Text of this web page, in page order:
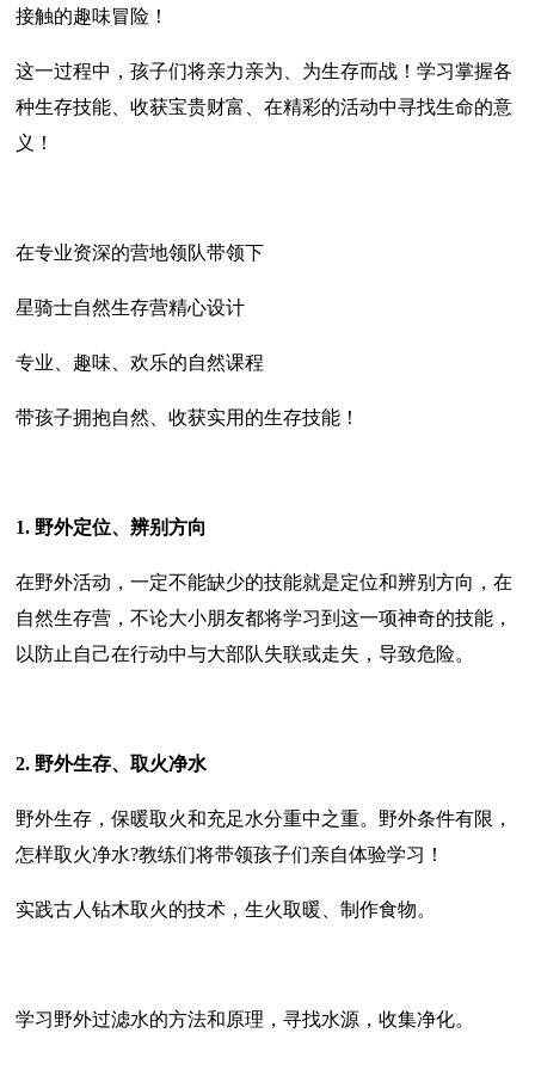
接触的趣味冒险！
这一过程中，孩子们将亲力亲为、为生存而战！学习掌握各
种生存技能、收获宝贵财富、在精彩的活动中寻找生命的意
义！
在专业资深的营地领队带领下
星骑士自然生存营精心设计
专业、趣味、欢乐的自然课程
带孩子拥抱自然、收获实用的生存技能！
1. 野外定位、辨别方向
在野外活动，一定不能缺少的技能就是定位和辨别方向，在
自然生存营，不论大小朋友都将学习到这一项神奇的技能，
以防止自己在行动中与大部队失联或走失，导致危险。
2. 野外生存、取火净水
野外生存，保暖取火和充足水分重中之重。野外条件有限，
怎样取火净水?教练们将带领孩子们亲自体验学习！
实践古人钻木取火的技术，生火取暖、制作食物。
学习野外过滤水的方法和原理，寻找水源，收集净化。